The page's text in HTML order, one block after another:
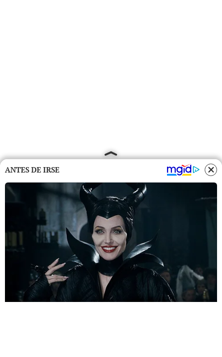
ANTES DE IRSE